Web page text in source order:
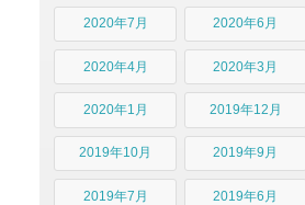
2020年7月 2020年6月
2020年4月 2020年3月
2020年1月 2019年12月
2019年10月 2019年9月
2019年7月 2019年6月